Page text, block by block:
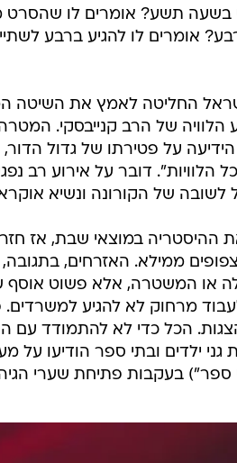
בשעה תשע? אומרים לו
אומרים לו להגיע ברבע
החליטה לאמץ את השיטה
של הרב קנייבסקי.
על פטירתו של גדול
הלוויות". דובר על אירוע רב
לשובה של הקורונה ונשיא
במוצאי שבת, אז חזרו
ממילא. האזרחים,
או המשטרה, אלא פשוט אוסף
מרחוק לא להגיע למשרדים.
הכל כדי לא להתמודד עם
ילדים ובתי ספר הודיעו על
ספר") בעקבות פתיחת שערי